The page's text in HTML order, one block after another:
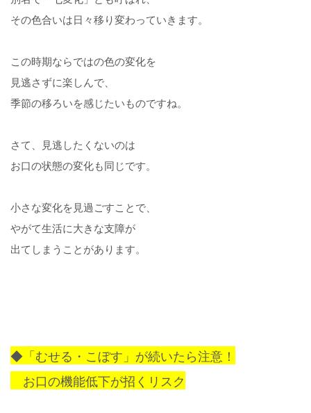
その色合いは日々移り変わっていきます。
この時期ならではの色の変化を
見逃さずに楽しんで、
季節の移ろいを感じたいものですね。
さて、見逃したくないのは
お口の状態の変化も同じです。
小さな変化を見過ごすことで、
やがて生活に大きな支障が
出てしまうことがあります。
◆「むせる・こぼす」が続いたら注意！
お口の機能低下が招くリスク